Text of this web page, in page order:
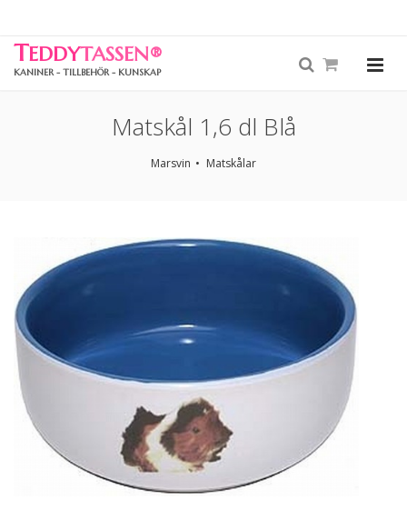
TEDDYTASSEN®
KANINER - TILLBEHÖR - KUNSKAP
Matskål 1,6 dl Blå
Marsvin Matskålar